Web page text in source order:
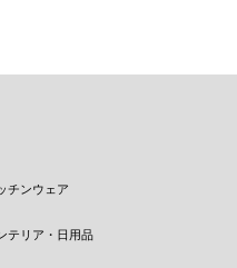
チンウェア
テリア・日用品